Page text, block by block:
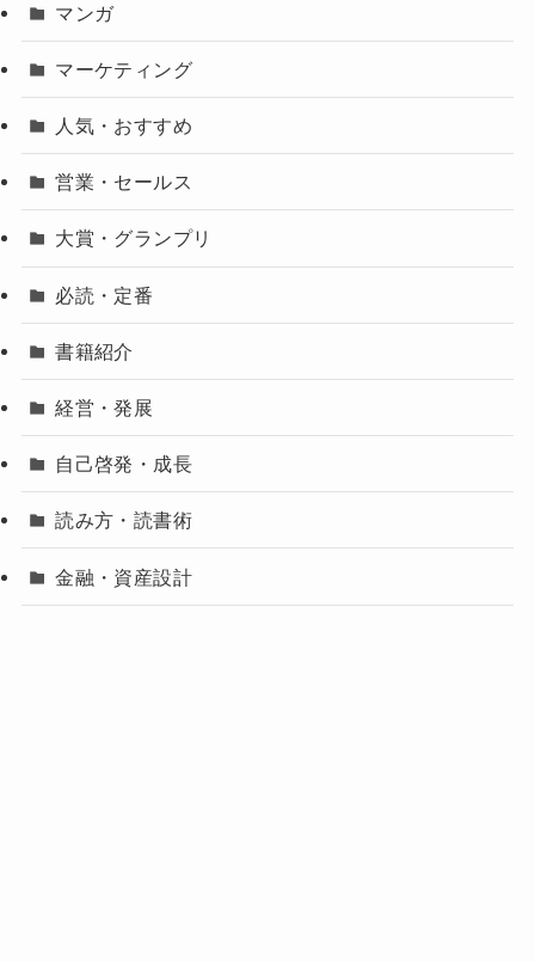
マンガ
マーケティング
人気・おすすめ
営業・セールス
大賞・グランプリ
必読・定番
書籍紹介
経営・発展
自己啓発・成長
読み方・読書術
金融・資産設計